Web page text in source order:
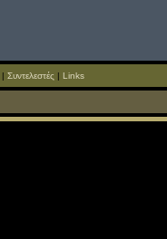
| Συντελεστές | Links